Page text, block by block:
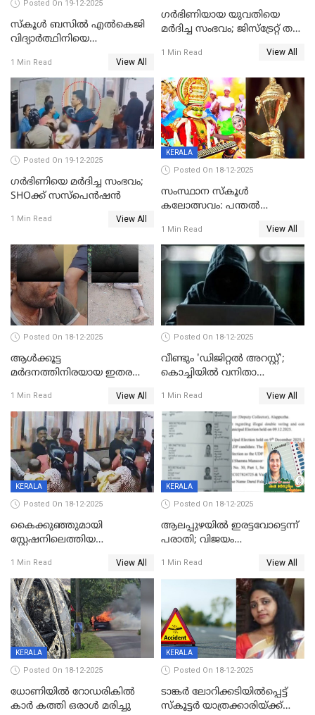
Posted On 19-12-2025
സ്കൂൾ ബസിൽ എൽകെജി
വിദ്യാര്‍ത്ഥിനിയെ
ക്ലീനര്‍ പിടിയിൽ
1 Min Read View All
ഗര്‍ഭിണിയായ യുവതിയെ
മര്‍ദിച്ച സംഭവം; ജിസ്‌ട്രേറ്റ് തല
യുവതി
1 Min Read View All
Posted On 19-12-2025
ഗര്‍ഭിണിയെ മർദിച്ച സംഭവം;
SHOക്ക് സസ്പെൻഷൻ
1 Min Read View All
KERALA
Posted On 18-12-2025
സംസ്ഥാന സ്കൂൾ
കലോത്സവം: പന്തൽ
1 Min Read View All
Posted On 18-12-2025
ആൾക്കൂട്ട
മർദനത്തിനിരയായ ഇതര
നടുക്കുന്ന സംഭവം
വാളയാറിൽ
1 Min Read View All
Posted On 18-12-2025
വീണ്ടും 'ഡിജിറ്റല്‍ അറസ്റ്റ്';
കൊച്ചിയില്‍ വനിതാ
കോടി രൂപ
1 Min Read View All
KERALA
Posted On 18-12-2025
കൈക്കുഞ്ഞുമായി
സ്റ്റേഷനിലെത്തിയ
കരണത്തടിച്ചു; CC ടിവി
ദൃശ്യങ്ങൾ പുറത്ത്
1 Min Read View All
KERALA
Posted On 18-12-2025
ആലപ്പുഴയിൽ ഇരട്ടവോട്ടെന്ന്
പരാതി; വിജയം
വാർഡിലെ എൽഡിഎഫ്
സ്ഥാനാർത്ഥി
1 Min Read View All
KERALA
Posted On 18-12-2025
ധോണിയിൽ റോഡരികിൽ
കാർ കത്തി ഒരാൾ മരിച്ചു
KERALA
Posted On 18-12-2025
ടാങ്കർ ലോറിക്കടിയിൽപ്പെട്ട്
സ്കൂട്ടർ യാത്രക്കാരിയ്ക്ക്